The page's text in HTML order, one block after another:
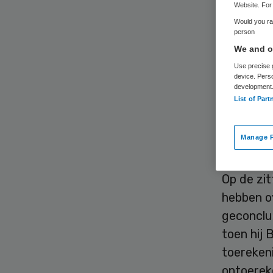
Bart
Borst
en
2015.
Op de
hebben
toen hij
Website.
Would you
person
We and
Use precise
device.
development.
List of
Manage